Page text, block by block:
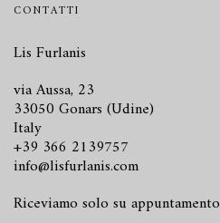
CONTATTI
Lis Furlanis
via Aussa, 23
33050 Gonars (Udine)
Italy
+39 366 2139757
info@lisfurlanis.com
Riceviamo solo su appuntamento